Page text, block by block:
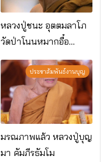
หลวงปู่ชนะ อุตตมลาโภ
วัดป่าโนนหมากอื๋อ
อ.เมือง จ.มหาสารคาม
ประชาสัมพันธ์งานบุญ
มรณภาพแล้ว หลวงปู่บุญ
มา คัมภีรธัมโม